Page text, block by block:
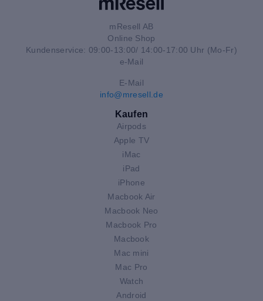
mResell AB
Online Shop
Kundenservice: 09:00-13:00/ 14:00-17:00 Uhr (Mo-Fr)
e-Mail
E-Mail
info@mresell.de
Kaufen
Airpods
Apple TV
iMac
iPad
iPhone
Macbook Air
Macbook Neo
Macbook Pro
Macbook
Mac mini
Mac Pro
Watch
Android